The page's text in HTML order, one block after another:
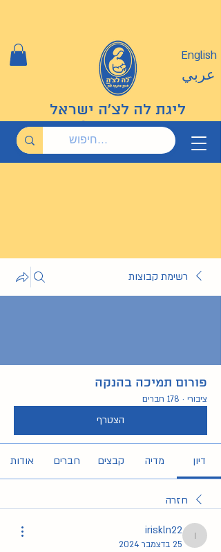
ליגת לה לצ'ה ישראל
English
عربي
רשימת קבוצות
פורום תמיכה בהנקה
ציבורי · 178 חברים
הצטרף
דיון מדיה קבצים חברים אודות
חזרה
iriskln22
iriskln22
25 בדצמבר 2024